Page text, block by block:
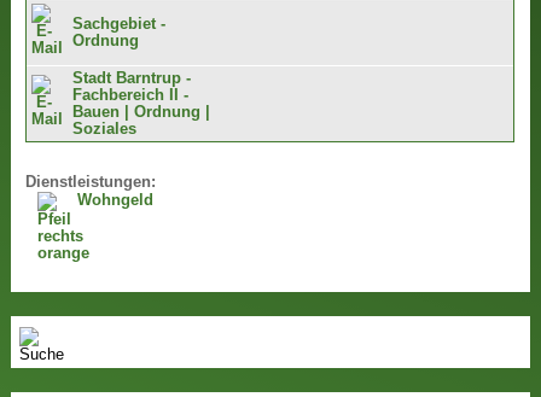
Sachgebiet -
Ordnung
Stadt Barntrup -
Fachbereich II -
Bauen | Ordnung |
Soziales
Dienstleistungen:
Wohngeld